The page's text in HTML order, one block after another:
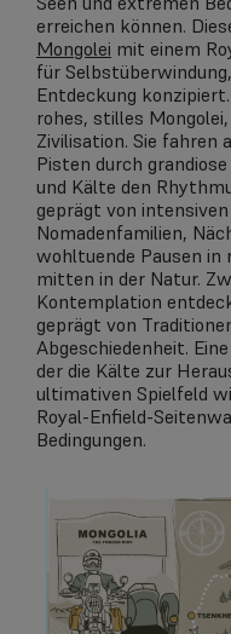
erreichen können.
Mongolei mit einem
für
Entdeckung
rohes, stilles
Zivilisation. Sie fahren
Pisten durch
und Kälte den
geprägt von
Nomadenfamilien,
wohltuende Pausen in
mitten in der Natur.
Kontemplation
geprägt von
Abgeschiedenheit.
der die Kälte zur
ultimativen Spielfeld
Royal-Enfield-
Bedingungen.